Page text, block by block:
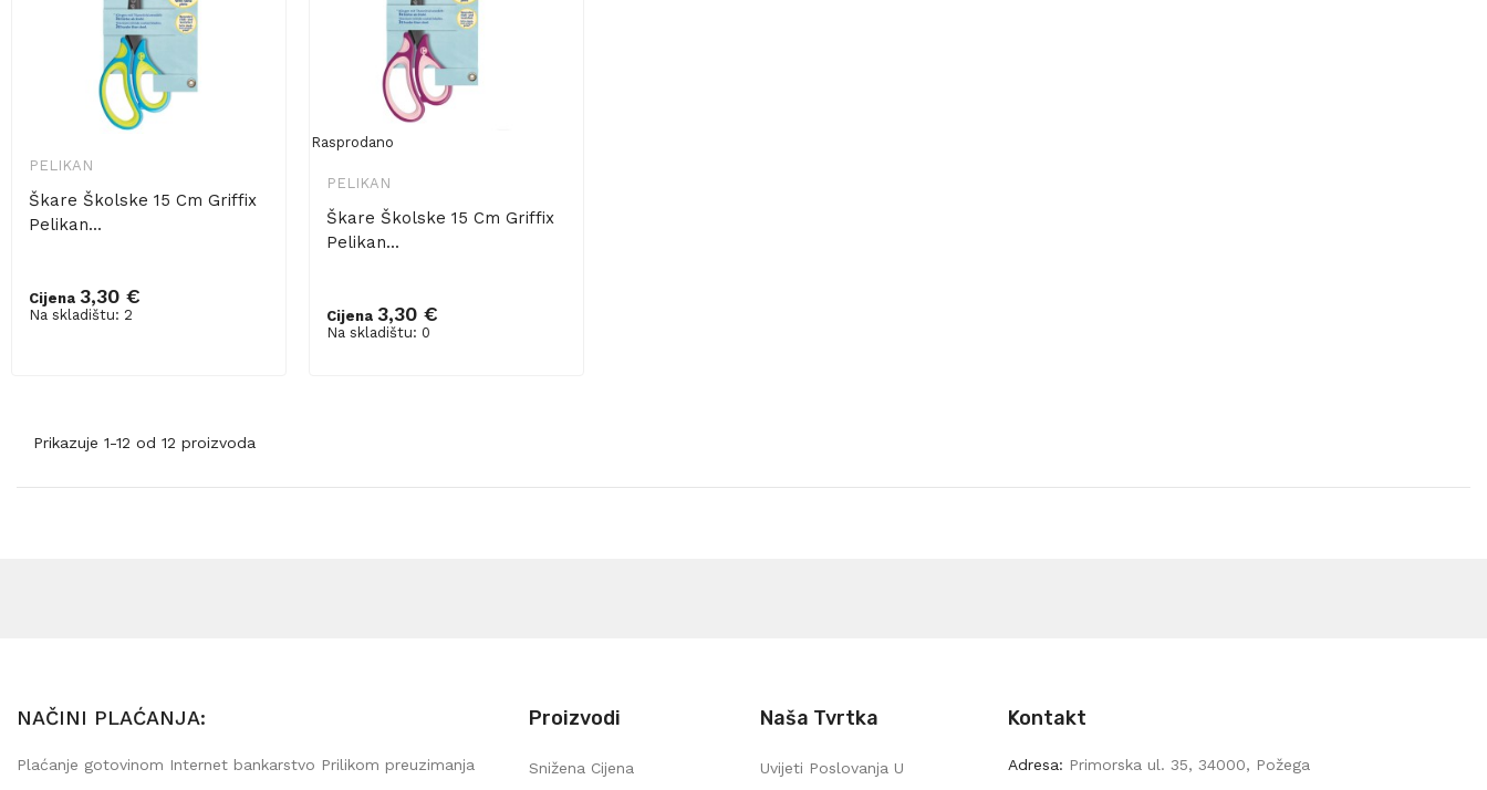
PELIKAN
Škare Školske 15 Cm Griffix
Pelikan...
Cijena 3,30 €
Na skladištu: 2
Dodaj u košaricu
Rasprodano
PELIKAN
Škare Školske 15 Cm Griffix
Pelikan...
Cijena 3,30 €
Na skladištu: 0
Prikazuje 1-12 od 12 proizvoda
NAČINI PLAĆANJA:
Plaćanje gotovinom Internet bankarstvo Prilikom preuzimanja
Proizvodi
Snižena Cijena
Naša Tvrtka
Uvijeti Poslovanja U
Kontakt
Adresa: Primorska ul. 35, 34000, Požega